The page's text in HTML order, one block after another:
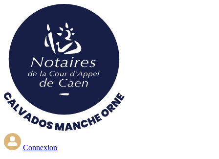
contenu
principal
Connexion